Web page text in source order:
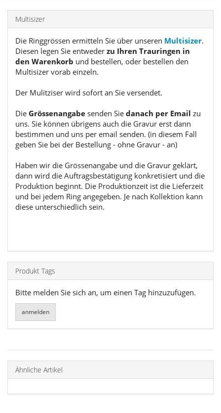
Multisizer
Die Ringgrössen ermitteln Sie über unseren Multisizer.
Diesen legen Sie entweder zu Ihren Trauringen in
den Warenkorb und bestellen, oder bestellen den
Multisizer vorab einzeln.
Der Mulitziser wird sofort an Sie versendet.
Die Grössenangabe senden Sie danach per Email zu
uns. Sie können übrigens auch die Gravur erst dann
bestimmen und uns per email senden. (in diesem Fall
geben Sie bei der Bestellung - ohne Gravur - an)
Haben wir die Grössenangabe und die Gravur geklärt,
dann wird die Auftragsbestätigung konkretisiert und die
Produktion beginnt. Die Produktionzeit ist die Lieferzeit
und bei jedem Ring angegeben. Je nach Kollektion kann
diese unterschiedlich sein.
Produkt Tags
Bitte melden Sie sich an, um einen Tag hinzuzufügen.
Ähnliche Artikel